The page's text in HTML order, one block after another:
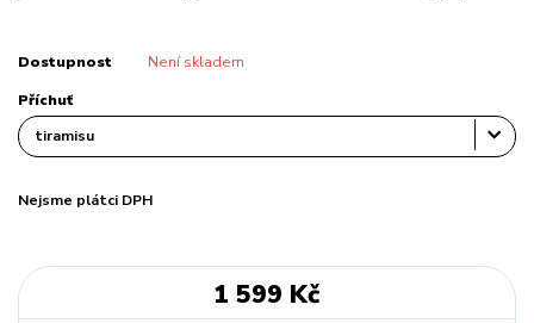
Dostupnost Není skladem
Příchuť
Nejsme plátci DPH
1 599 Kč